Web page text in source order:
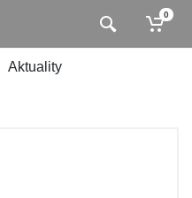
0
Aktuality